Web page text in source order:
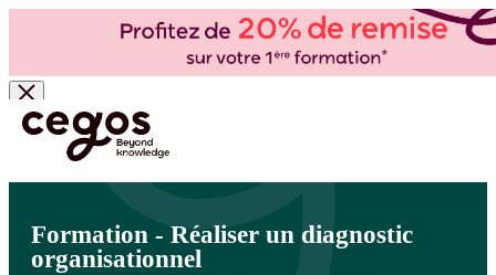
Skip to main content
Vous êtes ici : Accueil >Cegos, organisme de formation à Paris et en régions
Organisation - Conseil>Organisation - Conseil
Formation - Réaliser un diagnostic
organisationnel